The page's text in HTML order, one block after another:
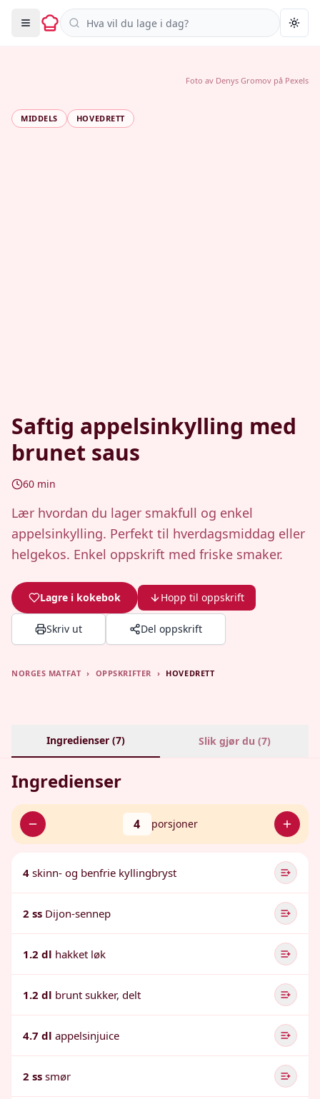
Søk i oppskrifter
MIDDELS HOVEDRETT
Saftig appelsinkylling med
brunet saus
60 min
Lær hvordan du lager smakfull og enkel
appelsinkylling. Perfekt til hverdagsmiddag eller
helgekos. Enkel oppskrift med friske smaker.
Lagre i kokebok Hopp til oppskrift
Skriv ut Del oppskrift
Foto av Denys Gromov på Pexels
NORGES MATFAT › OPPSKRIFTER › HOVEDRETT
Ingredienser (7) Slik gjør du (7)
Ingredienser
4 porsjoner
4 skinn- og benfrie kyllingbryst
2 ss Dijon-sennep
1.2 dl hakket løk
1.2 dl brunt sukker, delt
4.7 dl appelsinjuice
2 ss smør